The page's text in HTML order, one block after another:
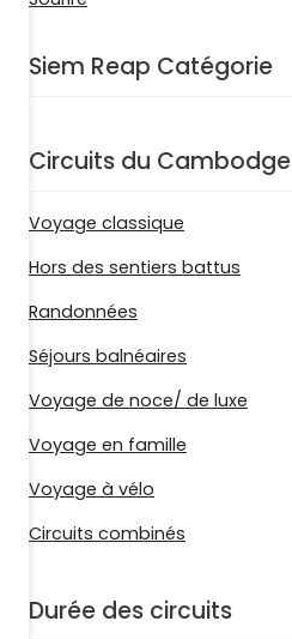
Siem Reap Catégorie
Circuits du Cambodge
Voyage classique
Hors des sentiers battus
Randonnées
Séjours balnéaires
Voyage de noce/ de luxe
Voyage en famille
Voyage à vélo
Circuits combinés
Durée des circuits